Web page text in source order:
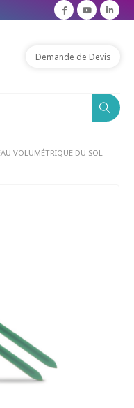
Demande de Devis
VOLUMÉTRIQUE DU SOL –